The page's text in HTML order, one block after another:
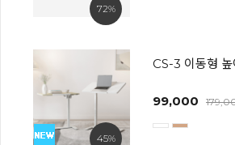
72%
45%
CS-3 이동형
99,000